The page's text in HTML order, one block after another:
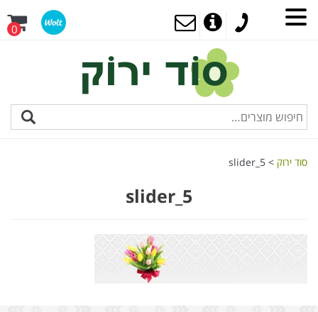
0
סוד ירוק >
slider_5
slider_5